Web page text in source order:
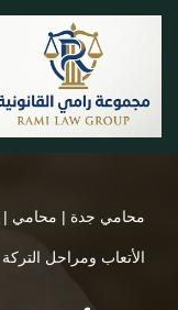
إلى
المحتوى
محامي جدة | محامي |
الأتعاب ومراحل التركة